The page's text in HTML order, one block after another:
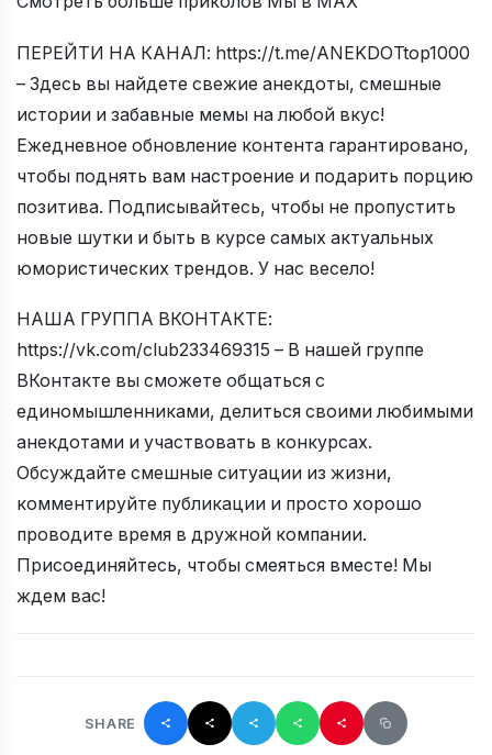
ПЕРЕЙТИ НА КАНАЛ: https://t.me/ANEKDOTtop1000
– Здесь вы найдете свежие анекдоты, смешные
истории и забавные мемы на любой вкус!
Ежедневное обновление контента гарантировано,
чтобы поднять вам настроение и подарить порцию
позитива. Подписывайтесь, чтобы не пропустить
новые шутки и быть в курсе самых актуальных
юмористических трендов. У нас весело!
НАША ГРУППА ВКОНТАКТЕ:
https://vk.com/club233469315 – В нашей группе
ВКонтакте вы сможете общаться с
единомышленниками, делиться своими любимыми
анекдотами и участвовать в конкурсах.
Обсуждайте смешные ситуации из жизни,
комментируйте публикации и просто хорошо
проводите время в дружной компании.
Присоединяйтесь, чтобы смеяться вместе! Мы
ждем вас!
SHARE